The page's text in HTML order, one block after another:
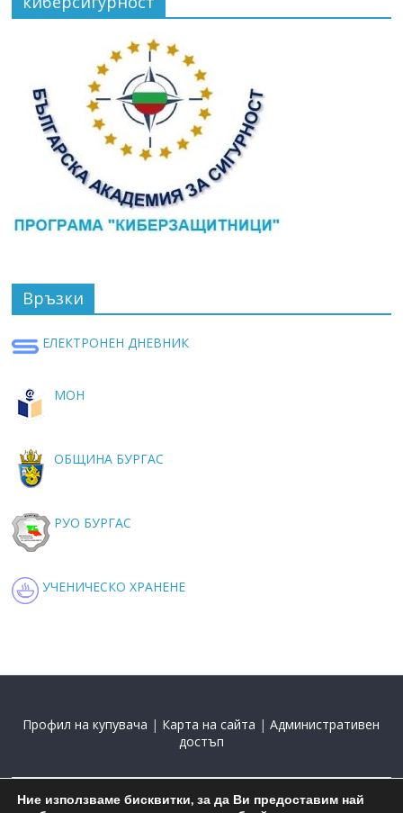
Връзки
ЕЛЕКТРОНЕН ДНЕВНИК
МОН
ОБЩИНА БУРГАС
РУО БУРГАС
УЧЕНИЧЕСКО ХРАНЕНЕ
Профил на купувача | Карта на сайта |Административен
достъп
Ние използваме бисквитки, за да Ви предоставим най